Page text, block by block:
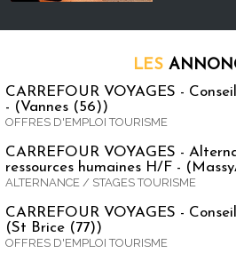
LES
CARREFOUR VOYAGES -
- (Vannes (56))
OFFRES D'EMPLOI TOURISME
CARREFOUR VOYAGES -
ressources humaines H/F -
ALTERNANCE / STAGES TOURISME
CARREFOUR VOYAGES -
(St Brice (77))
OFFRES D'EMPLOI TOURISME